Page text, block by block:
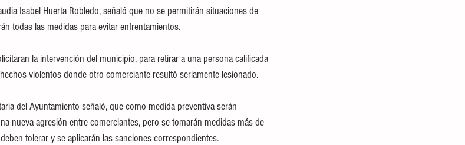
Isabel Huerta Robledo, señaló que no se permitirán situaciones de
todas las medidas para evitar enfrentamientos.
la intervención del municipio, para retirar a una persona calificada
violentos donde otro comerciante resultó seriamente lesionado.
del Ayuntamiento señaló, que como medida preventiva serán
nueva agresión entre comerciantes, pero se tomarán medidas más de
tolerar y se aplicarán las sanciones correspondientes.